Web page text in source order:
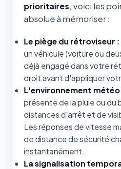
prioritaires, voici les
absolue à mémoriser :
Le piège du rétroviseur :
un véhicule (voiture ou
déjà engagé dans votre
droit avant d'appliquer
L'environnement météo
présente de la pluie ou du
distances d'arrêt et de
Les réponses de vitesse
de distance de sécurité
instantanément.
La signalisation